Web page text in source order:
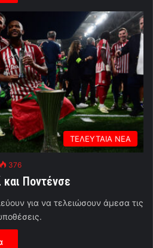
ΤΕΛΕΥΤΑΙΑ ΝΕΑ
376
Ποντένσε
για να τελειώσουν άμεσα τις